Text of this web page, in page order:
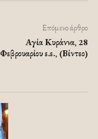
Επόμενο άρθρο
Αγία Κυράννα, 28
Φεβρουαρίου ε.ε., (Βίντεο)